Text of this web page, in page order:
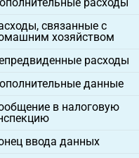
menu
связанные с
хозяйством
menu
расходы
menu
данные
menu
в налоговую
ввода данных